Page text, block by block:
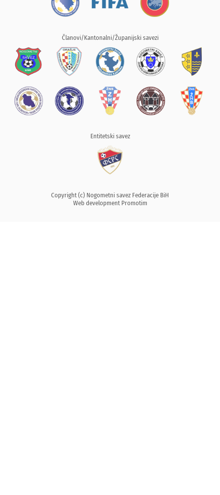
Članovi/Kantonalni/Županijski savezi
Entitetski savez
Copyright (c) Nogometni savez Federacije BiH
Web development Promotim